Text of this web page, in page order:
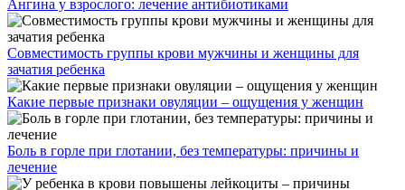
Ангина у взрослого: лечение антибиотиками
Совместимость группы крови мужчины и женщины для
зачатия ребенка
Какие первые признаки овуляции – ощущения у женщин
Боль в горле при глотании, без температуры: причины и
лечение